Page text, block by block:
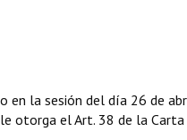
la sesión del día 26 de
otorga el Art. 38 de la Carta